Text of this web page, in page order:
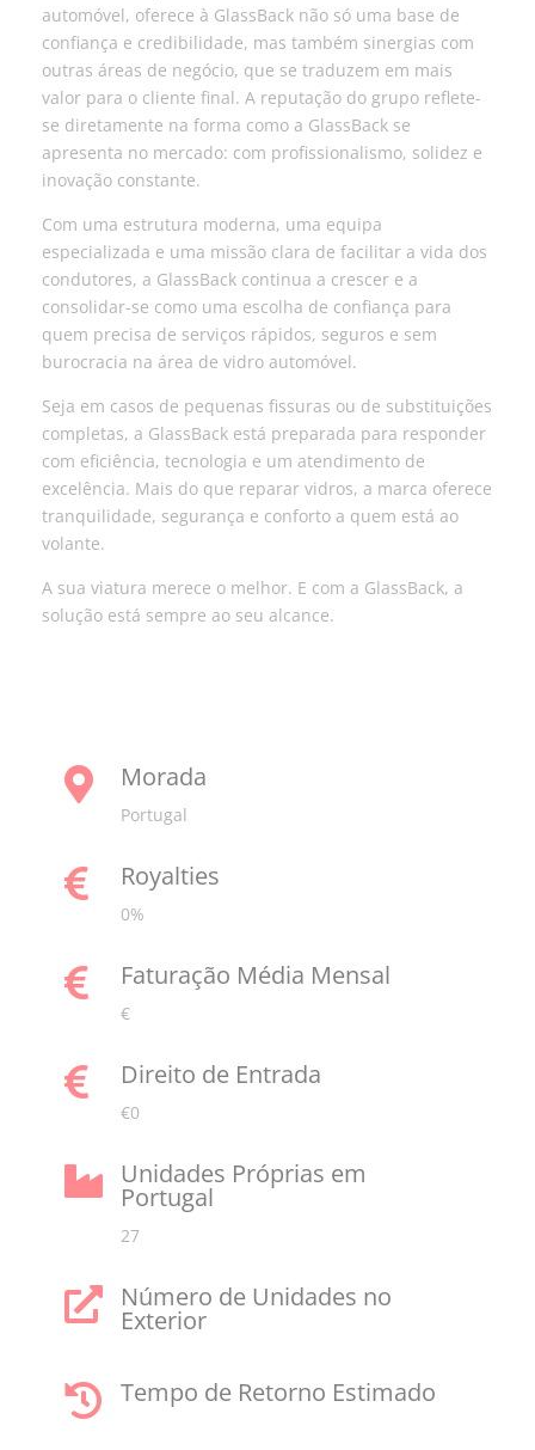
automóvel, oferece à GlassBack não só uma base de
confiança e credibilidade, mas também sinergias com
outras áreas de negócio, que se traduzem em mais
valor para o cliente final. A reputação do grupo reflete-
se diretamente na forma como a GlassBack se
apresenta no mercado: com profissionalismo, solidez e
inovação constante.
Com uma estrutura moderna, uma equipa
especializada e uma missão clara de facilitar a vida dos
condutores, a GlassBack continua a crescer e a
consolidar-se como uma escolha de confiança para
quem precisa de serviços rápidos, seguros e sem
burocracia na área de vidro automóvel.
Seja em casos de pequenas fissuras ou de substituições
completas, a GlassBack está preparada para responder
com eficiência, tecnologia e um atendimento de
excelência. Mais do que reparar vidros, a marca oferece
tranquilidade, segurança e conforto a quem está ao
volante.
A sua viatura merece o melhor. E com a GlassBack, a
solução está sempre ao seu alcance.
 Morada
Portugal
 Royalties
0%
 Faturação Média Mensal
€
 Direito de Entrada
€0
 Unidades Próprias em
Portugal
27
 Número de Unidades no
Exterior
 Tempo de Retorno Estimado